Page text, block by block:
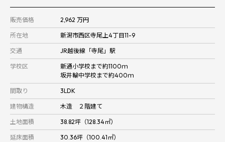
販売価格 2,962 万円
所在地 新潟市西区寺尾上4丁目11-9
交通 JR越後線「寺尾」駅
学校区
新通小学校まで約1100ｍ
坂井輪中学校まで約400ｍ
間取り 3LDK
建物構造 木造 ２階建て
土地面積 38.82坪（128.34㎡）
延床面積 30.36坪（100.41㎡）